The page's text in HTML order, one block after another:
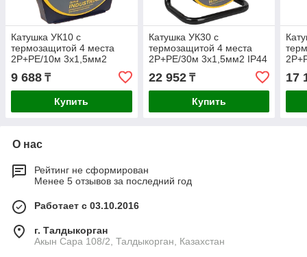
Катушка УК10 с
термозащитой 4 места
2P+PE/10м 3х1,5мм2
INDUSTRIAL IEK
9 688 ₸
Купить
Катушка УК30 с
термозащитой 4 места
2P+PE/30м 3х1,5мм2 IP44
INDUSTRIAL PLUS IEK
22 952₸
Купить
17
О нас
Рейтинг не сформирован
Менее 5 отзывов за последний год
Работает с 03.10.2016
г. Талдыкорган
Акын Сара 108/2, Талдыкорган, Казахстан